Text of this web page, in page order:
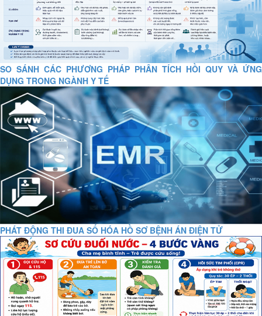
SO SÁNH CÁC PHƯƠNG PHÁP PHÂN TÍCH HỒI QUY VÀ ỨNG
DỤNG TRONG NGÀNH Y TẾ
PHÁT ĐỘNG THI ĐUA SỐ HÓA HỒ SƠ BỆNH ÁN ĐIỆN TỬ